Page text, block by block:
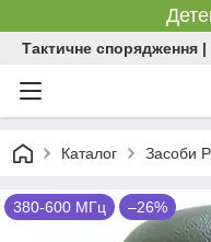
Тактичне спорядження |
Каталог Засоби
380-600 МГц –26%